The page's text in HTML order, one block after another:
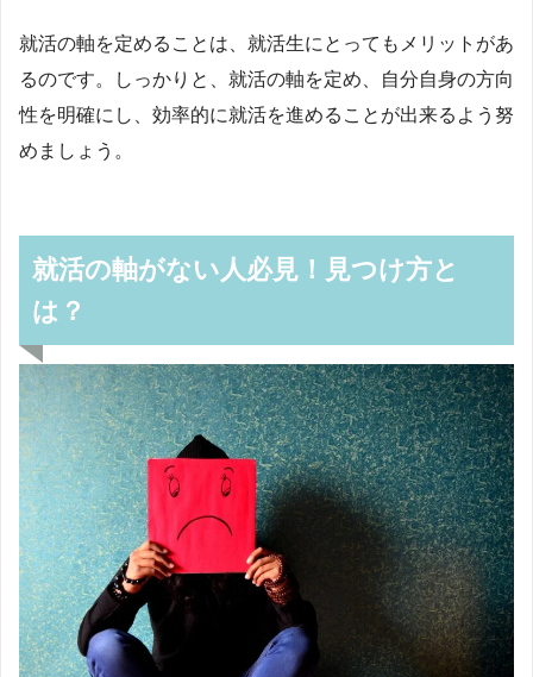
就活の軸を定めることは、就活生にとってもメリットがあ
るのです。しっかりと、就活の軸を定め、自分自身の方向
性を明確にし、効率的に就活を進めることが出来るよう努
めましょう。
就活の軸がない人必見！見つけ方と
は？